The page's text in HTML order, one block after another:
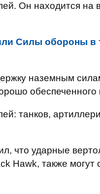
Он находится на
Силы обороны в
наземным
обеспеченного
танков,
что ударные
Hawk, также могут